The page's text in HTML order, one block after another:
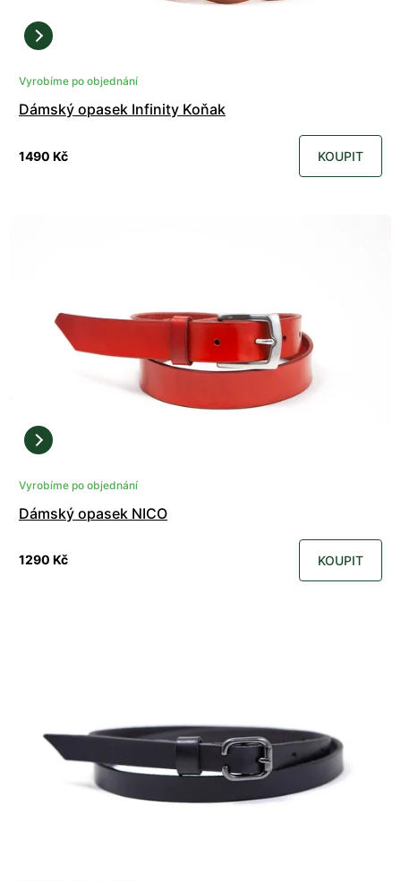
Vyrobíme po objednání
Dámský opasek Infinity Koňak
1490 Kč KOUPIT
Vyrobíme po objednání
Dámský opasek NICO
1290 Kč KOUPIT